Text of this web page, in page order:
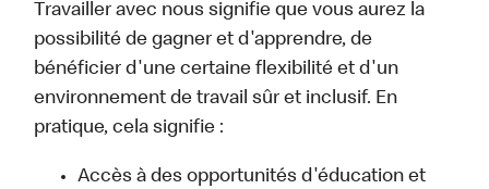
Travailler avec nous signifie que vous aurez la
possibilité de gagner et d'apprendre, de
bénéficier d'une certaine flexibilité et d'un
environnement de travail sûr et inclusif. En
pratique, cela signifie :
Accès à des opportunités d'éducation et